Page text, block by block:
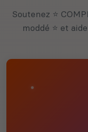
Soutenez ⭐
moddé ⭐ et